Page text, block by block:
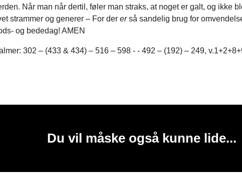
Når man når dertil, føler man straks, at noget er galt, og ikke
strammer og generer – For der erså sandelig brug for
og bededag! AMEN
302 – (433 & 434) – 516 – 598 - - 492 – (192) – 249,
Du vil måske også kunne lide...